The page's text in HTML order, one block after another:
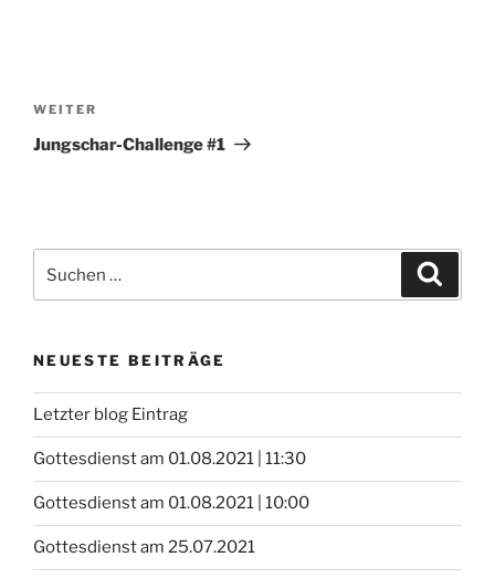
Nächster
Beitrag
WEITER
Jungschar-Challenge #1
nach:
NEUESTE BEITRÄGE
Letzter blog Eintrag
Gottesdienst am 01.08.2021 | 11:30
Gottesdienst am 01.08.2021 | 10:00
Gottesdienst am 25.07.2021